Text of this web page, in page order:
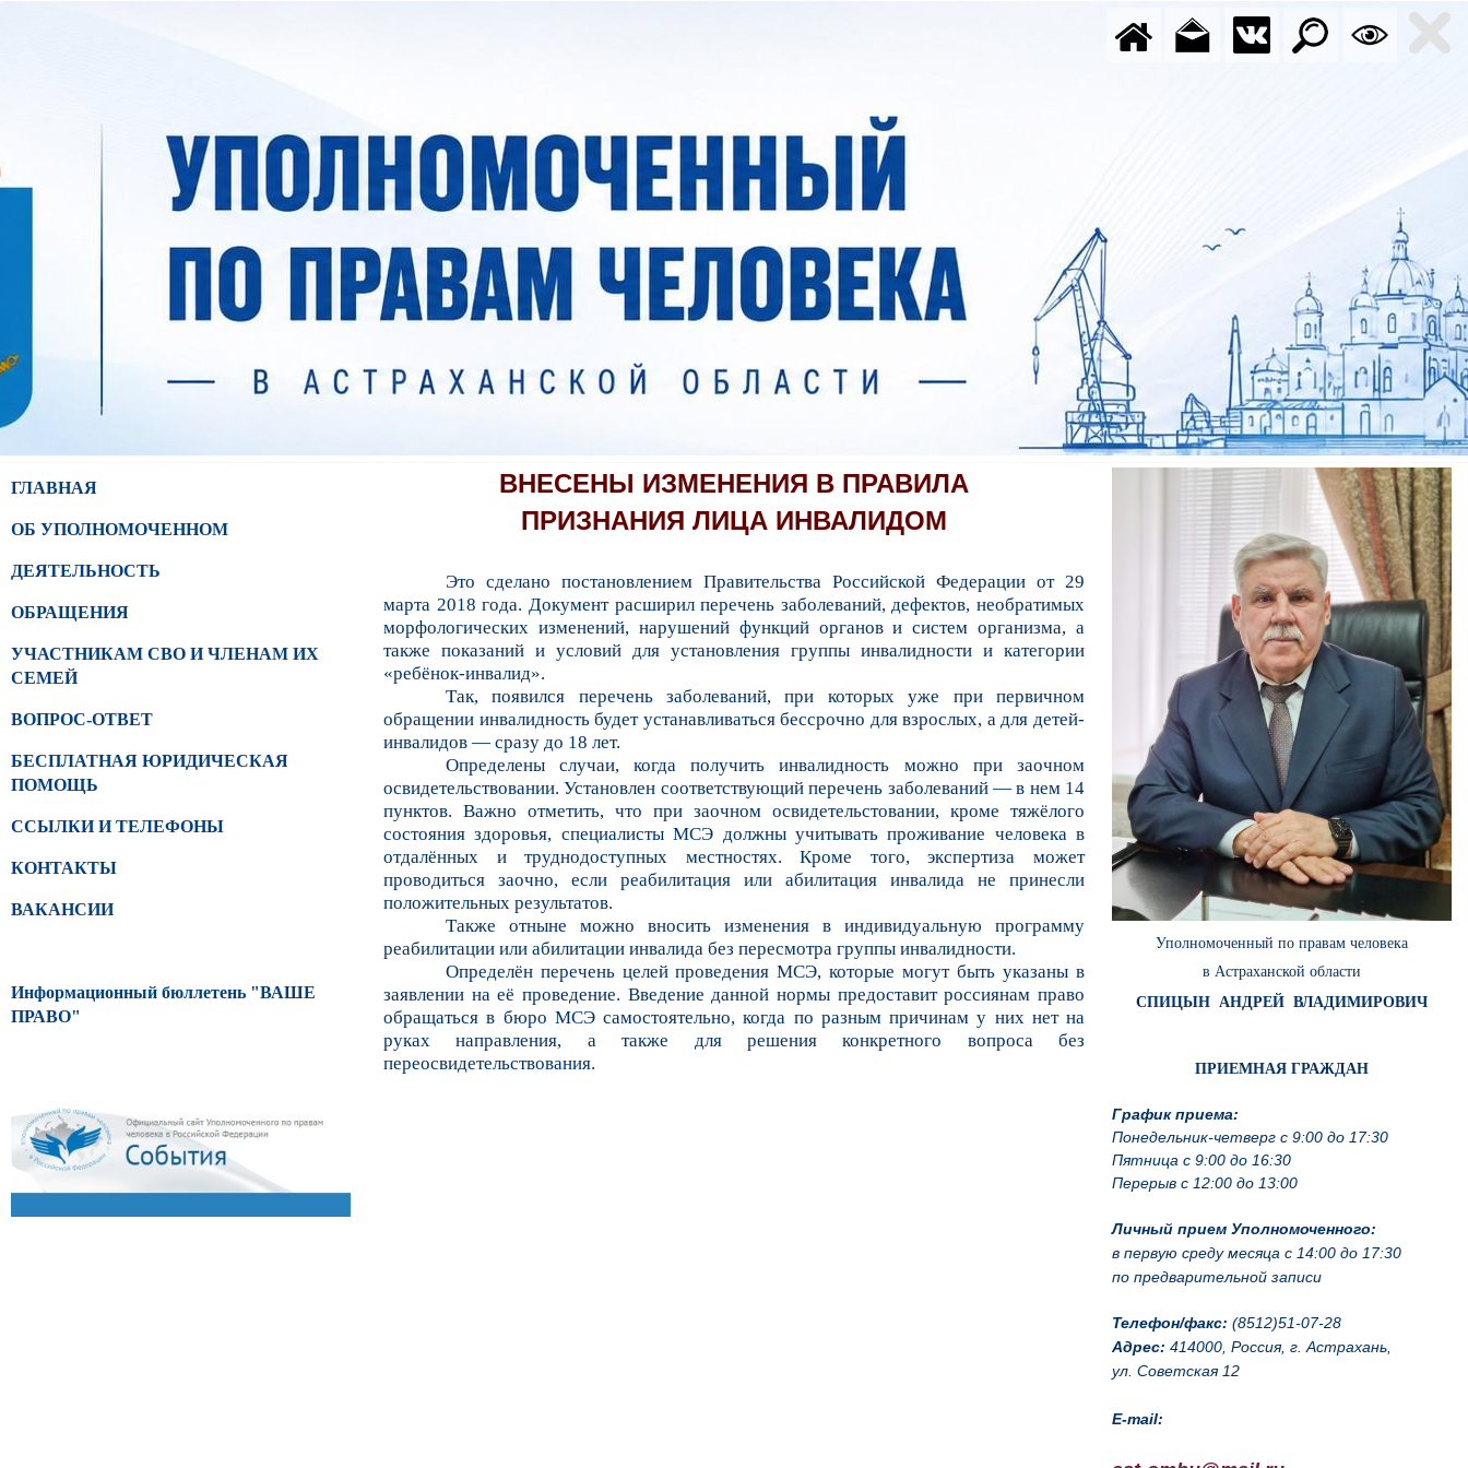
ГЛАВНАЯ
ОБ УПОЛНОМОЧЕННОМ
ДЕЯТЕЛЬНОСТЬ
ОБРАЩЕНИЯ
УЧАСТНИКАМ СВО И ЧЛЕНАМ ИХ
СЕМЕЙ
ВОПРОС-ОТВЕТ
БЕСПЛАТНАЯ ЮРИДИЧЕСКАЯ
ПОМОЩЬ
ССЫЛКИ И ТЕЛЕФОНЫ
КОНТАКТЫ
ВАКАНСИИ
Информационный бюллетень "ВАШЕ
ПРАВО"
Уполномоченный по правам человека
в Астраханской области
СПИЦЫН АНДРЕЙ ВЛАДИМИРОВИЧ
ПРИЕМНАЯ ГРАЖДАН
График приема:
Понедельник-четверг с 9:00 до 17:30
Пятница с 9:00 до 16:30
Перерыв с 12:00 до 13:00
Личный прием Уполномоченного:
в первую среду месяца с 14:00 до 17:30
по предварительной записи
Телефон/факс: (8512)51-07-28
Адрес: 414000, Россия, г. Астрахань,
ул. Советская 12
E-mail:
ВНЕСЕНЫ ИЗМЕНЕНИЯ В ПРАВИЛА
ПРИЗНАНИЯ ЛИЦА ИНВАЛИДОМ
Это сделано постановлением Правительства Российской Федерации от 29
марта 2018 года. Документ расширил перечень заболеваний, дефектов, необратимых
морфологических изменений, нарушений функций органов и систем организма, а
также показаний и условий для установления группы инвалидности и категории
«ребёнок-инвалид».
Так, появился перечень заболеваний, при которых уже при первичном
обращении инвалидность будет устанавливаться бессрочно для взрослых, а для детей-
инвалидов — сразу до 18 лет.
Определены случаи, когда получить инвалидность можно при заочном
освидетельствовании. Установлен соответствующий перечень заболеваний — в нем 14
пунктов. Важно отметить, что при заочном освидетельстовании, кроме тяжёлого
состояния здоровья, специалисты МСЭ должны учитывать проживание человека в
отдалённых и труднодоступных местностях. Кроме того, экспертиза может
проводиться заочно, если реабилитация или абилитация инвалида не принесли
положительных результатов.
Также отныне можно вносить изменения в индивидуальную программу
реабилитации или абилитации инвалида без пересмотра группы инвалидности.
Определён перечень целей проведения МСЭ, которые могут быть указаны в
заявлении на её проведение. Введение данной нормы предоставит россиянам право
обращаться в бюро МСЭ самостоятельно, когда по разным причинам у них нет на
руках направления, а также для решения конкретного вопроса без
переосвидетельствования.